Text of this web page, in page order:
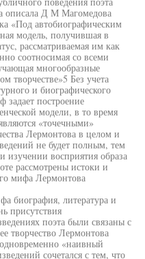
описала Д М Магомедова
«Под автобиографическим
модель, получившая в
рассматриваемая им как
соотносимая со всеми
многообразные
творчестве»5 Без учета
и биографического
построение
модели, в то время
«точечными»
Лермонтова в целом и
не будет полным, тем
изучении восприятия образа
рассмотрены истоки и
мифа Лермонтова
биография, литература и
присутствия
поэта были связаны с
творчество Лермонтова
«наивный
сочетался с тем, что